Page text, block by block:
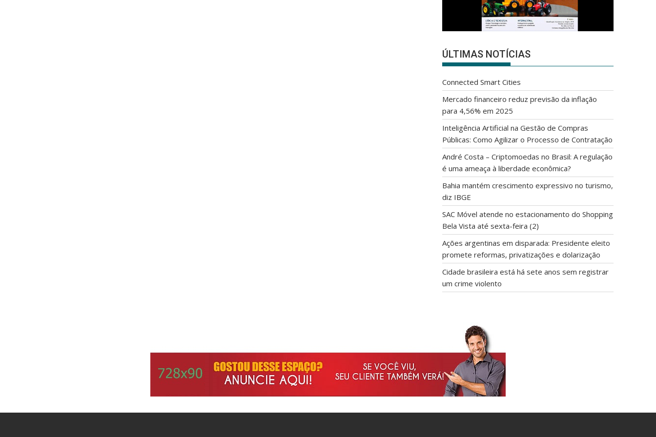
ÚLTIMAS NOTÍCIAS
Connected Smart Cities
Mercado financeiro reduz previsão da inflação
para 4,56% em 2025
Inteligência Artificial na Gestão de Compras
Públicas: Como Agilizar o Processo de Contratação
André Costa – Criptomoedas no Brasil: A regulação
é uma ameaça à liberdade econômica?
Bahia mantém crescimento expressivo no turismo,
diz IBGE
SAC Móvel atende no estacionamento do Shopping
Bela Vista até sexta-feira (2)
Ações argentinas em disparada: Presidente eleito
promete reformas, privatizações e dolarização
Cidade brasileira está há sete anos sem registrar
um crime violento